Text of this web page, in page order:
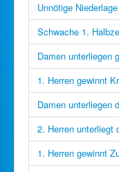
Unnötige
Schwache 1.
Damen unterliegen
1. Herren gewinnt
Damen unterliegen
2. Herren unterliegt
1. Herren gewinnt